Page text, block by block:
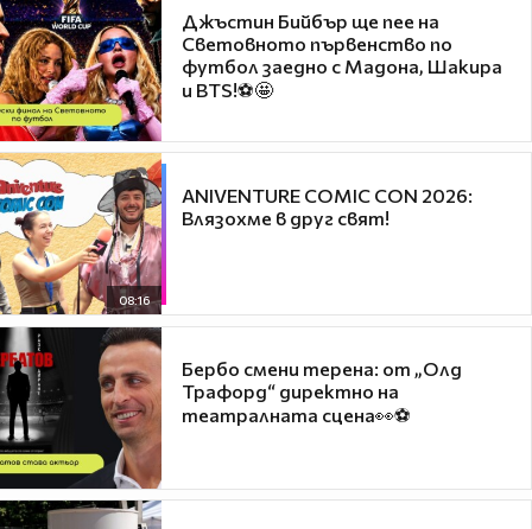
Джъстин Бийбър ще пее на
Световното първенство по
футбол заедно с Мадона, Шакира
и BTS!⚽🤩
08:16
ANIVENTURE COMIC CON 2026:
Влязохме в друг свят!
Бербо смени терена: от „Олд
Трафорд“ директно на
театралната сцена👀⚽